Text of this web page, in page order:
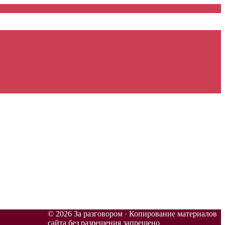
© 2026 За разговором · Копирование материалов
сайта без разрешения запрещено